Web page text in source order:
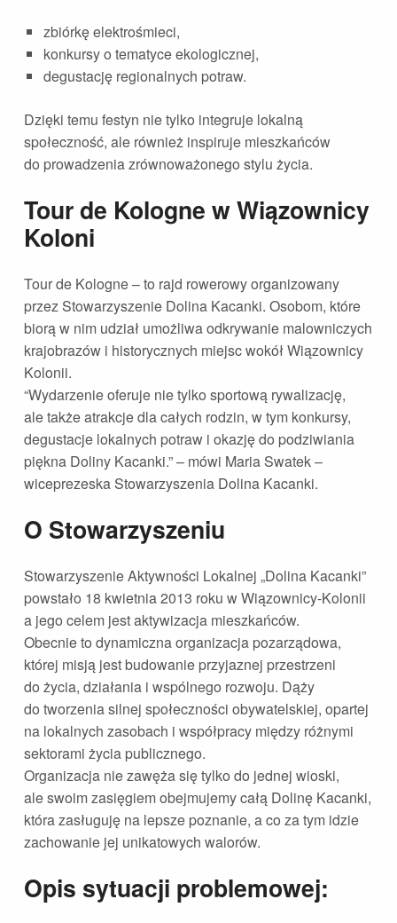
zbiórkę elektrośmieci,
konkursy o tematyce ekologicznej,
degustację regionalnych potraw.
Dzięki temu festyn nie tylko integruje lokalną
społeczność, ale również inspiruje mieszkańców
do prowadzenia zrównoważonego stylu życia.
Tour de Kologne w Wiązownicy
Koloni
Tour de Kologne – to rajd rowerowy organizowany
przez Stowarzyszenie Dolina Kacanki. Osobom, które
biorą w nim udział umożliwa odkrywanie malowniczych
krajobrazów i historycznych miejsc wokół Wiązownicy
Kolonii.
“Wydarzenie oferuje nie tylko sportową rywalizację,
ale także atrakcje dla całych rodzin, w tym konkursy,
degustacje lokalnych potraw i okazję do podziwiania
piękna Doliny Kacanki.” – mówi Maria Swatek –
wiceprezeska Stowarzyszenia Dolina Kacanki.
O Stowarzyszeniu
Stowarzyszenie Aktywności Lokalnej „Dolina Kacanki”
powstało 18 kwietnia 2013 roku w Wiązownicy-Kolonii
a jego celem jest aktywizacja mieszkańców.
Obecnie to dynamiczna organizacja pozarządowa,
której misją jest budowanie przyjaznej przestrzeni
do życia, działania i wspólnego rozwoju. Dąży
do tworzenia silnej społeczności obywatelskiej, opartej
na lokalnych zasobach i współpracy między różnymi
sektorami życia publicznego.
Organizacja nie zawęża się tylko do jednej wioski,
ale swoim zasięgiem obejmujemy całą Dolinę Kacanki,
która zasługuję na lepsze poznanie, a co za tym idzie
zachowanie jej unikatowych walorów.
Opis sytuacji problemowej: